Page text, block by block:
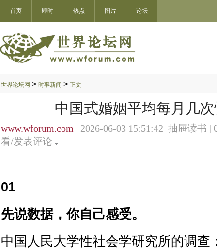
首页 即时 热点 图片 论坛
世界论坛网 > 时事新闻 > 正文
中国式婚姻平均每月几
www.wforum.com | 2026-06-03 15:51:42 抽屉读书 |
看/发表评论
01
先说数据，你自己感受。
中国人民大学性社会学研究所的调查